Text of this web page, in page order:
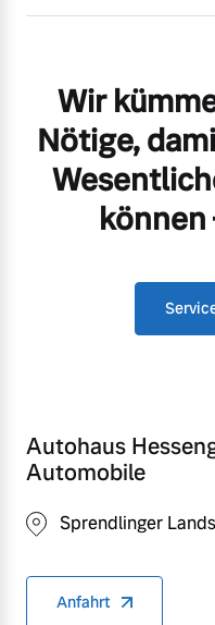
Wir
Nötige,
können
Autohaus
Automobile
Sprendlinger
Anfahrt